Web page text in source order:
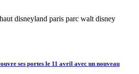
ses portes le 11 avril avec un nouveau